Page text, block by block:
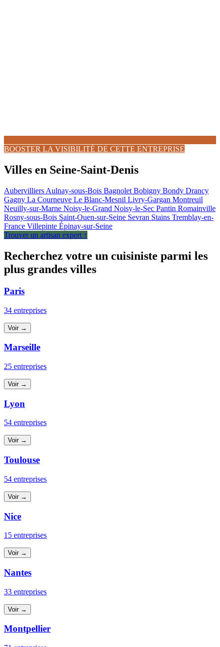
BOOSTER LA VISIBILITÉ DE CETTE ENTREPRISE
Villes en Seine-Saint-Denis
Aubervilliers Aulnay-sous-Bois Bagnolet Bobigny Bondy Drancy
Gagny La Courneuve Le Blanc-Mesnil Livry-Gargan Montreuil
Neuilly-sur-Marne Noisy-le-Grand Noisy-le-Sec Pantin Romainville
Rosny-sous-Bois Saint-Ouen-sur-Seine Sevran Stains Tremblay-en-
France Villepinte Épinay-sur-Seine
Trouver un artisan expert ↑
Recherchez votre un cuisiniste parmi les
plus grandes villes
Paris
34 entreprises
Voir →
Marseille
25 entreprises
Voir →
Lyon
54 entreprises
Voir →
Toulouse
54 entreprises
Voir →
Nice
15 entreprises
Voir →
Nantes
33 entreprises
Voir →
Montpellier